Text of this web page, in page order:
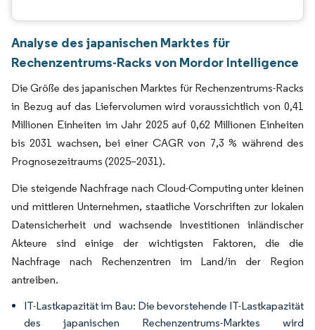
Analyse des japanischen Marktes für
Rechenzentrums-Racks von Mordor Intelligence
Die Größe des japanischen Marktes für Rechenzentrums-Racks
in Bezug auf das Liefervolumen wird voraussichtlich von 0,41
Millionen Einheiten im Jahr 2025 auf 0,62 Millionen Einheiten
bis 2031 wachsen, bei einer CAGR von 7,3 % während des
Prognosezeitraums (2025–2031).
Die steigende Nachfrage nach Cloud-Computing unter kleinen
und mittleren Unternehmen, staatliche Vorschriften zur lokalen
Datensicherheit und wachsende Investitionen inländischer
Akteure sind einige der wichtigsten Faktoren, die die
Nachfrage nach Rechenzentren im Land/in der Region
antreiben.
IT-Lastkapazität im Bau: Die bevorstehende IT-Lastkapazität
des japanischen Rechenzentrums-Marktes wird